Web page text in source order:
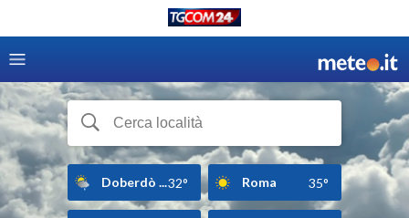
Doberdò ...32° Roma 35°